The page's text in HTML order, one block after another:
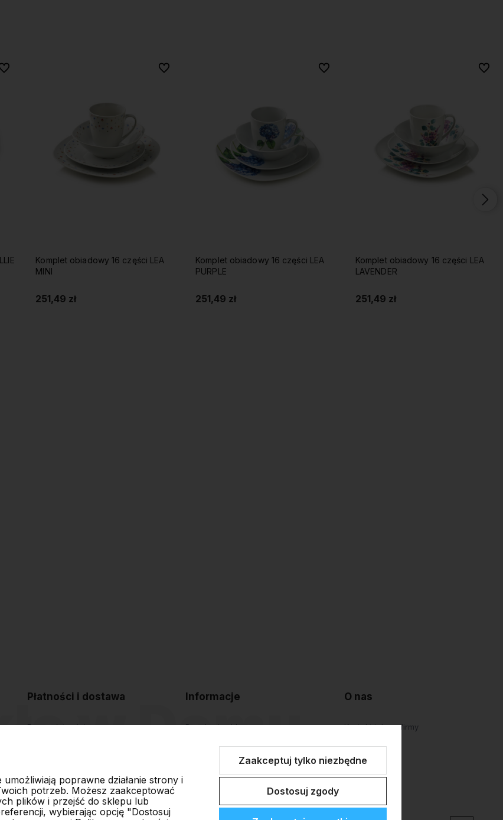
ulubionych
ulubionych
Komplet obiadowy 16 części LEA
MINI
251,49 zł
Do ulubionych
Do ulubionych
Komplet obiadowy 16 części LEA
PURPLE
251,49 zł
Do ulubionych
Do ulubionych
Komplet obiadowy 16 części LEA
LAVENDER
251,49 zł
Do
Do
Płatności i dostawa
Formy płatności
Informacje
Regulamin sklepu
Polityka prywatności
O nas
Kontakt i dane firmy
O firmie
Personalizacja
poprawne działanie strony i
potrzeb. Możesz zaakceptować
plików i przejść do sklepu lub
wybierając opcję "Dostosuj
Zaakceptuj tylko niezbędne
Dostosuj zgody